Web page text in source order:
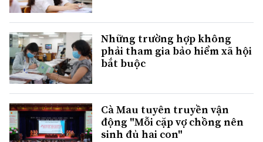
Những trường hợp không
phải tham gia bảo hiểm xã hội
bắt buộc
Cà Mau tuyên truyền vận
động "Mỗi cặp vợ chồng nên
sinh đủ hai con"